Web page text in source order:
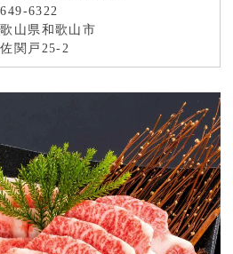
6322
山県和歌山市
関戸25-2